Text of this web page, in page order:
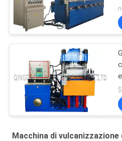
Macchina di